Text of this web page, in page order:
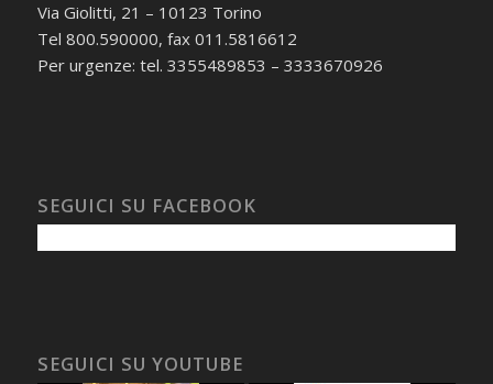
Via Giolitti, 21 – 10123 Torino
Tel 800.590000, fax 011.5816612
Per urgenze: tel. 3355489853 – 3333670926
SEGUICI SU FACEBOOK
SEGUICI SU YOUTUBE